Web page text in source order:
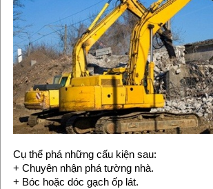
Cụ thể phá những cấu kiện sau:
+ Chuyên nhận phá tường nhà.
+ Bóc hoặc dóc gạch ốp lát.